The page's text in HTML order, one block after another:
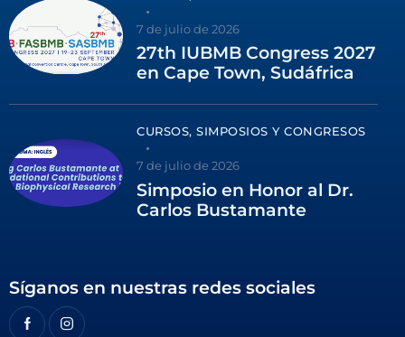
7 de julio de 2026
27th IUBMB Congress 2027
en Cape Town, Sudáfrica
CURSOS, SIMPOSIOS Y CONGRESOS
7 de julio de 2026
Simposio en Honor al Dr.
Carlos Bustamante
Síganos en nuestras redes sociales